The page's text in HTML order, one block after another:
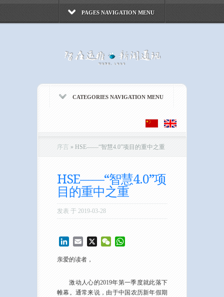
PAGES NAVIGATION MENU
CATEGORIES NAVIGATION MENU
序言 » HSE——“智慧4.0”项目的重中之重
HSE——“智慧4.0”项
目的重中之重
发表 于 2019-03-28
LinkedIn
Email X WeChat
亲爱的读者，
激动人心的2019年第一季度就此落下
帷幕。通常来说，由于中国农历新年假期